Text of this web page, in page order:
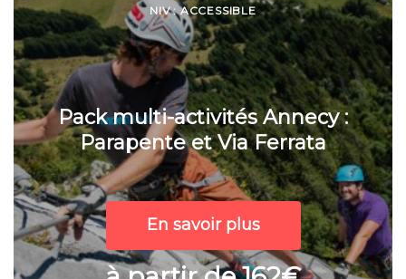
NIV : ACCESSIBLE
Pack multi-activités Annecy :
Parapente et Via Ferrata
En savoir plus